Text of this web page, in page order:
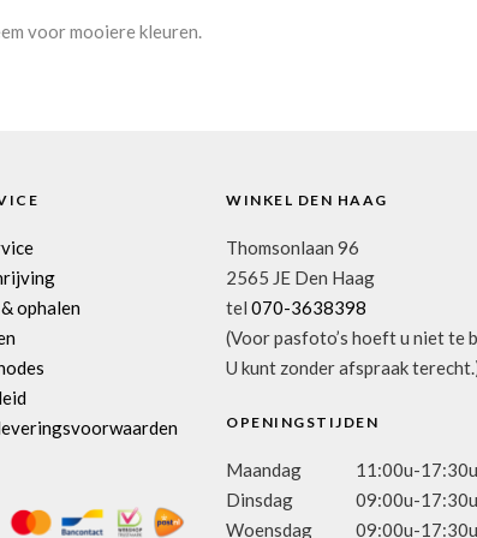
voor mooiere kleuren.
ophalen
WINKEL DEN HAAG
Thomsonlaan 96
2565 JE Den Haag
tel 070-3638398
(Voor pasfoto’s hoeft u niet te
U kunt zonder afspraak
OPENINGSTIJDEN
Maandag
11:00u-17:30u
Dinsdag
09:00u-17:30u
Woensdag
09:00u-17:30u